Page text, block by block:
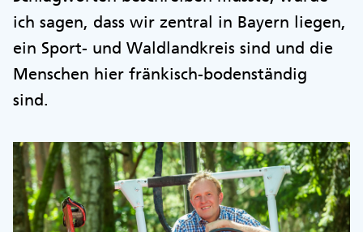
ich sagen, dass wir zentral in Bayern liegen,
ein Sport- und Waldlandkreis sind und die
Menschen hier fränkisch-bodenständig
sind.